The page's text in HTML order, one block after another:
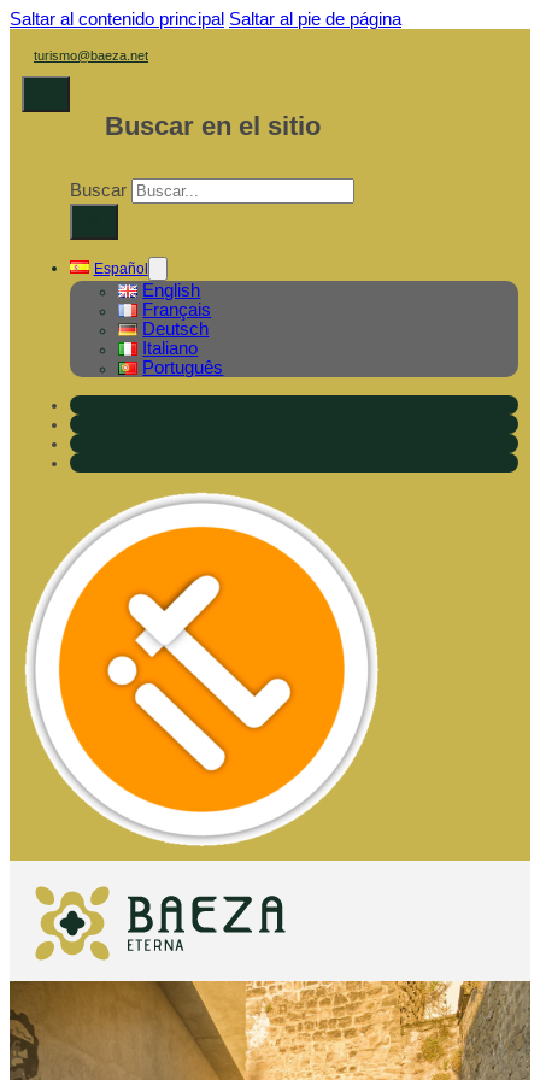
Saltar al contenido principal Saltar al pie de página
turismo@baeza.net
Buscar en el sitio
Buscar
Español
English
Français
Deutsch
Italiano
Português
IMPRESCINDIBLES